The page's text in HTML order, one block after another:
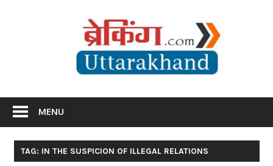
MENU
TAG: IN THE SUSPICION OF ILLEGAL RELATIONS